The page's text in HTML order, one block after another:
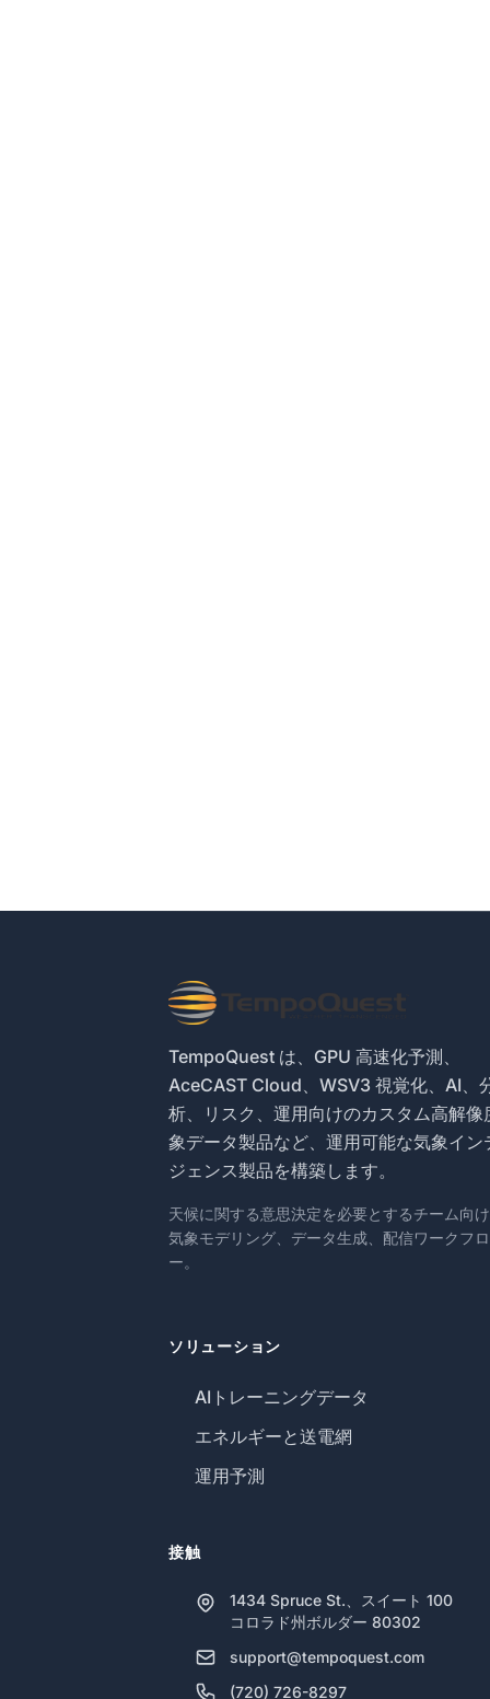
TempoQuest は、GPU 高速化予測、
AceCAST Cloud、WSV3 視覚化、AI、
析、リスク、運用向けのカスタム高解像
象データ製品など、運用可能な気象イン
ジェンス製品を構築します。
天候に関する意思決定を必要とするチーム向
気象モデリング、データ生成、配信ワークフロ
ー。
ソリューション
AIトレーニングデータ
エネルギーと送電網
運用予測
接触
1434 Spruce St.、スイート 100
コロラド州ボルダー 80302
support@tempoquest.com
(720) 726-8297